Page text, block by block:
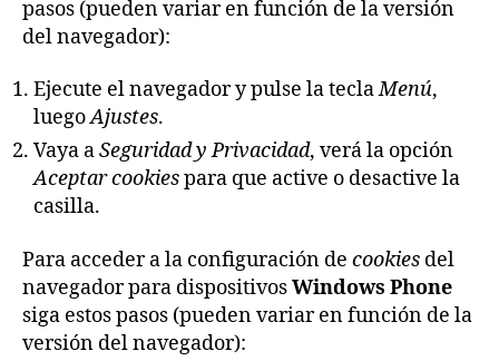
pasos (pueden variar en función de la versión
del navegador):
Ejecute el navegador y pulse la teclaMenú,
luegoAjustes.
Vaya aSeguridad y Privacidad, verá la opción
Aceptar cookiespara que active o desactive la
casilla.
Para acceder a la configuración de cookies del
navegador para dispositivosWindows Phone
siga estos pasos (pueden variar en función de la
versión del navegador):